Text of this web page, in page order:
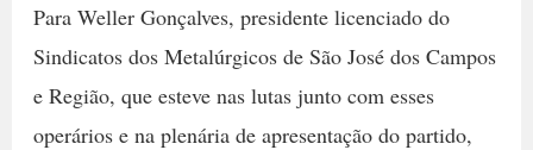
Para Weller Gonçalves, presidente licenciado do
Sindicatos dos Metalúrgicos de São José dos Campos
e Região, que esteve nas lutas junto com esses
operários e na plenária de apresentação do partido,